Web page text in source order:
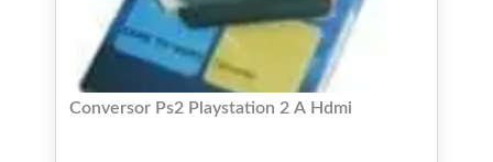
Conversor Ps2 Playstation 2 A Hdmi